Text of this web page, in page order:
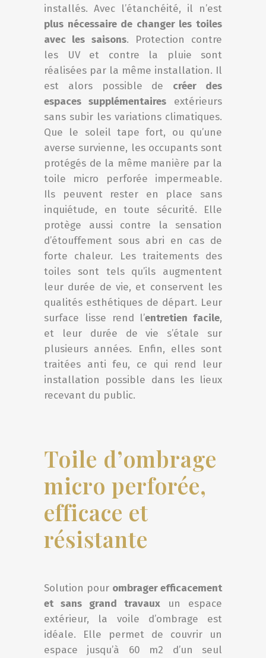
installés. Avec l’étanchéité, il n’est
plus nécessaire de changer les toiles
avec les saisons. Protection contre
les UV et contre la pluie sont
réalisées par la même installation. Il
est alors possible de créer des
espaces supplémentaires extérieurs
sans subir les variations climatiques.
Que le soleil tape fort, ou qu’une
averse survienne, les occupants sont
protégés de la même manière par la
toile micro perforée impermeable.
Ils peuvent rester en place sans
inquiétude, en toute sécurité. Elle
protège aussi contre la sensation
d’étouffement sous abri en cas de
forte chaleur. Les traitements des
toiles sont tels qu’ils augmentent
leur durée de vie, et conservent les
qualités esthétiques de départ. Leur
surface lisse rend l’entretien facile,
et leur durée de vie s’étale sur
plusieurs années. Enfin, elles sont
traitées anti feu, ce qui rend leur
installation possible dans les lieux
recevant du public.
Toile d’ombrage
micro perforée,
efficace et
résistante
Solution pour ombrager efficacement
et sans grand travaux un espace
extérieur, la voile d’ombrage est
idéale. Elle permet de couvrir un
espace jusqu’à 60 m2 d’un seul